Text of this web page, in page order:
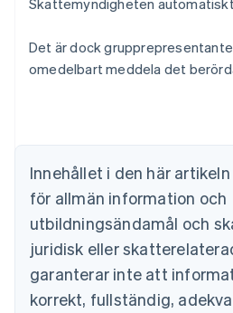
Skattemyndigheten
Det är dock
omedelbart meddela det
Innehållet i den här
för allmän information och
utbildningsändamål och
juridisk eller
garanterar inte att
korrekt, fullständig,
Brasilien
Bulgarien
English
Cypern
English
Danmark
English